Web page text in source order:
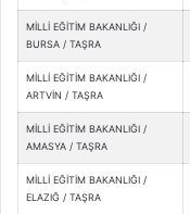
MİLLİ EĞİTİM BAKANLIĞI /
BURSA / TAŞRA
MİLLİ EĞİTİM BAKANLIĞI /
ARTVİN / TAŞRA
MİLLİ EĞİTİM BAKANLIĞI /
AMASYA / TAŞRA
MİLLİ EĞİTİM BAKANLIĞI /
ELAZIĞ / TAŞRA